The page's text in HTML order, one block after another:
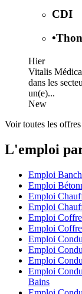
CDI
•
Hier
Vitalis
dans les
un(e)...
New
Voir toutes les offres
L'emploi
Emploi
Emploi
Emploi
Emploi
Emploi
Emploi
Emploi
Emploi
Emploi
Emploi
Bains